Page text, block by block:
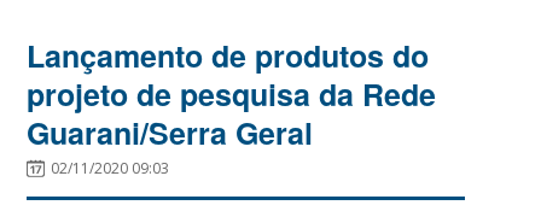
Lançamento de produtos do
projeto de pesquisa da Rede
Guarani/Serra Geral
02/11/2020 09:03